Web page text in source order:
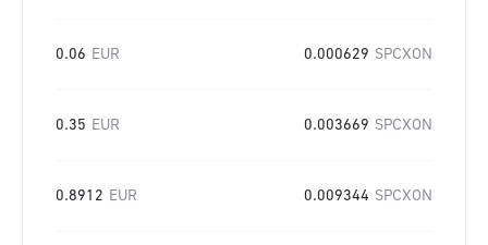
0.06 EUR 0.000629 SPCXON
0.35 EUR 0.003669 SPCXON
0.8912 EUR 0.009344 SPCXON